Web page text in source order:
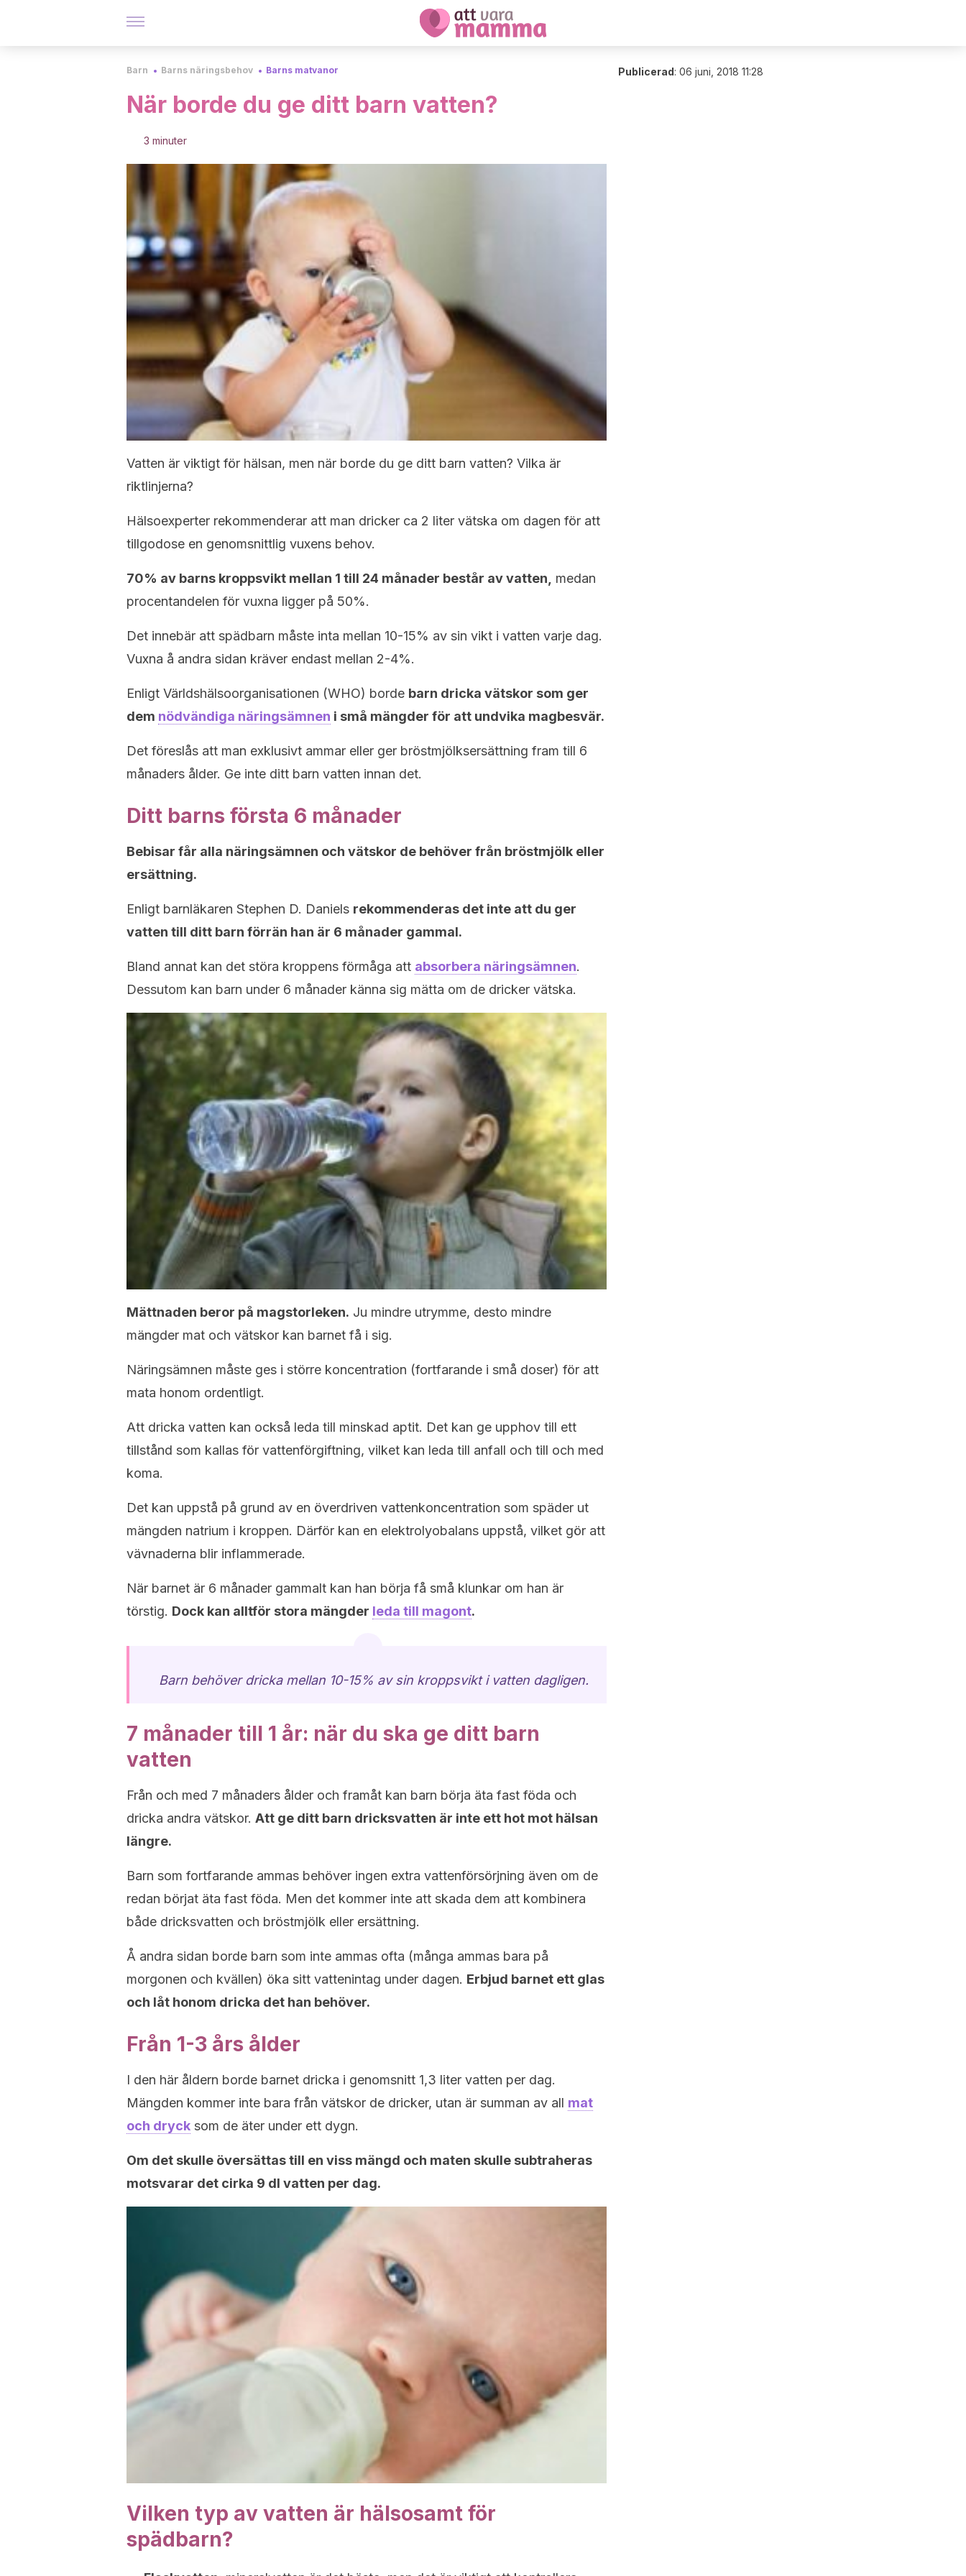
Barn Barns näringsbehov Barns matvanor
När borde du ge ditt barn vatten?
3 minuter
Vatten är viktigt för hälsan, men när borde du ge ditt barn vatten? Vilka är
riktlinjerna?
Hälsoexperter rekommenderar att man dricker ca 2 liter vätska om dagen för att
tillgodose en genomsnittlig vuxens behov.
70% av barns kroppsvikt mellan 1 till 24 månader består av vatten,
medan
procentandelen för vuxna ligger på 50%.
Det innebär att spädbarn måste inta mellan 10-15% av sin vikt i vatten varje dag.
Vuxna å andra sidan kräver endast mellan 2-4%.
Enligt Världshälsoorganisationen (WHO) borde barn dricka vätskor som ger
dem nödvändiga näringsämnen i små mängder för att undvika magbesvär.
Det föreslås att man exklusivt ammar eller ger bröstmjölksersättning fram till 6
månaders ålder. Ge inte ditt barn vatten innan det.
Ditt barns första 6 månader
Bebisar får alla näringsämnen och vätskor de behöver från bröstmjölk eller
ersättning.
Enligt barnläkaren Stephen D. Daniels rekommenderas det inte att du ger
vatten till ditt barn förrän han är 6 månader gammal.
Bland annat kan det störa kroppens förmåga att absorbera näringsämnen.
Dessutom kan barn under 6 månader känna sig mätta om de dricker vätska.
Mättnaden beror på magstorleken. Ju mindre utrymme, desto mindre
mängder mat och vätskor kan barnet få i sig.
Näringsämnen måste ges i större koncentration (fortfarande i små doser) för att
mata honom ordentligt.
Att dricka vatten kan också leda till minskad aptit. Det kan ge upphov till ett
tillstånd som kallas för vattenförgiftning, vilket kan leda till anfall och till och med
koma.
Det kan uppstå på grund av en överdriven vattenkoncentration som späder ut
mängden natrium i kroppen. Därför kan en elektrolyobalans uppstå, vilket gör att
vävnaderna blir inflammerade.
När barnet är 6 månader gammalt kan han börja få små klunkar om han är
törstig. Dock kan alltför stora mängder leda till magont.
Barn behöver dricka mellan 10-15% av sin kroppsvikt i vatten dagligen.
7 månader till 1 år: när du ska ge ditt barn
vatten
Från och med 7 månaders ålder och framåt kan barn börja äta fast föda och
dricka andra vätskor. Att ge ditt barn dricksvatten är inte ett hot mot hälsan
längre.
Barn som fortfarande ammas behöver ingen extra vattenförsörjning även om de
redan börjat äta fast föda. Men det kommer inte att skada dem att kombinera
både dricksvatten och bröstmjölk eller ersättning.
Å andra sidan borde barn som inte ammas ofta (många ammas bara på
morgonen och kvällen) öka sitt vattenintag under dagen. Erbjud barnet ett glas
och låt honom dricka det han behöver.
Från 1-3 års ålder
I den här åldern borde barnet dricka i genomsnitt 1,3 liter vatten per dag.
Mängden kommer inte bara från vätskor de dricker, utan är summan av all mat
och dryck som de äter under ett dygn.
Om det skulle översättas till en viss mängd och maten skulle subtraheras
motsvarar det cirka 9 dl vatten per dag.
Vilken typ av vatten är hälsosamt för
spädbarn?
Publicerad: 06 juni, 2018 11:28